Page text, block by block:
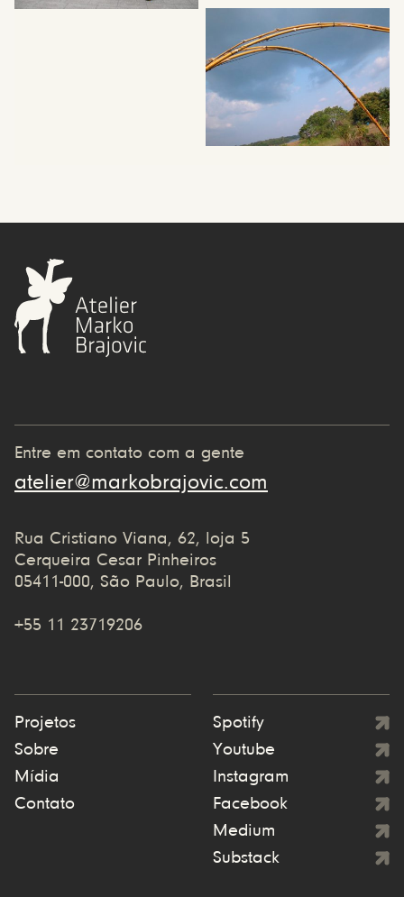
Entre em contato com a gente
atelier@markobrajovic.com
Rua Cristiano Viana, 62, loja 5
Cerqueira Cesar Pinheiros
05411-000, São Paulo, Brasil
+55 11 23719206
Projetos
Sobre
Mídia
Contato
Spotify
Youtube
Instagram
Facebook
Medium
Substack